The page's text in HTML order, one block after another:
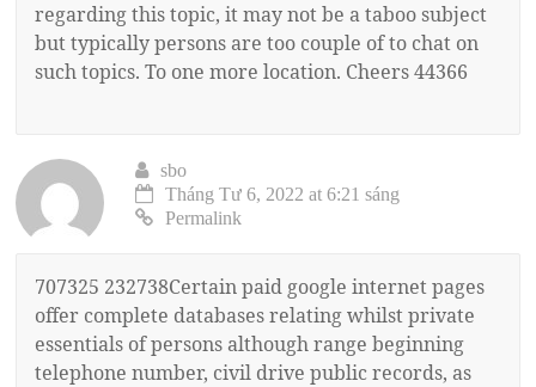
regarding this topic, it may not be a taboo subject
but typically persons are too couple of to chat on
such topics. To one more location. Cheers 44366
sbo
Tháng Tư 6, 2022 at 6:21 sáng
Permalink
707325 232738Certain paid google internet pages
offer complete databases relating whilst private
essentials of persons although range beginning
telephone number, civil drive public records, as